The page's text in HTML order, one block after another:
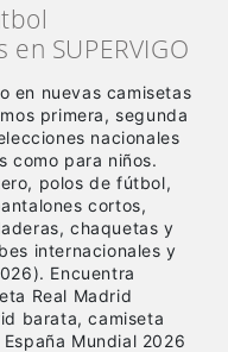
SUPERVIGO
en nuevas camisetas
primera, segunda
nacionales
como para niños.
polos de fútbol,
cortos,
chaquetas y
internacionales y
Encuentra
Real Madrid
barata, camiseta
Mundial 2026